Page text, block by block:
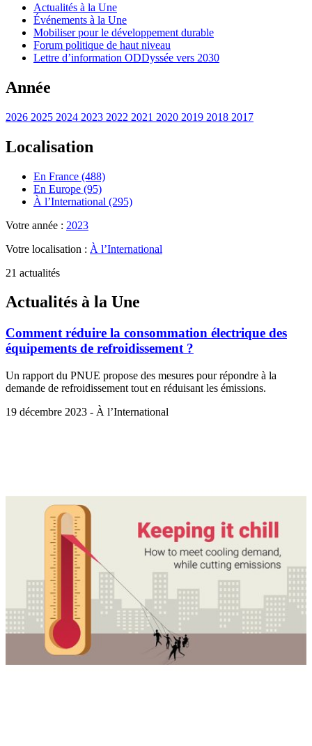
Actualités à la Une
Événements à la Une
Mobiliser pour le développement durable
Forum politique de haut niveau
Lettre d’information ODDyssée vers 2030
Année
2026 2025 2024 2023 2022 2021 2020 2019 2018 2017
Localisation
En France (488)
En Europe (95)
À l’International (295)
Votre année : 2023
Votre localisation : À l’International
21 actualités
Actualités à la Une
Comment réduire la consommation électrique des
équipements de refroidissement ?
Un rapport du PNUE propose des mesures pour répondre à la
demande de refroidissement tout en réduisant les émissions.
19 décembre 2023 - À l’International